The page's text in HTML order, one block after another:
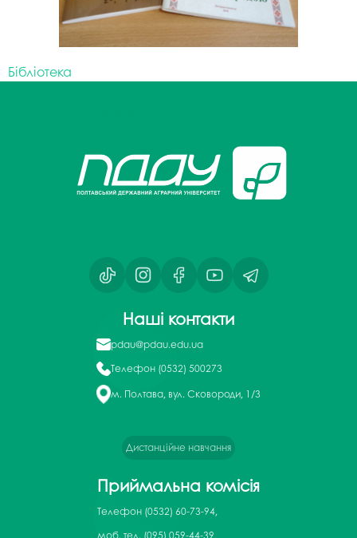
Бібліотека
Наші контакти
pdau@pdau.edu.ua
Телефон (0532) 500273
м. Полтава, вул. Сковороди, 1/3
Дистанційне навчання
Приймальна комісія
Телефон (0532) 60-73-94,